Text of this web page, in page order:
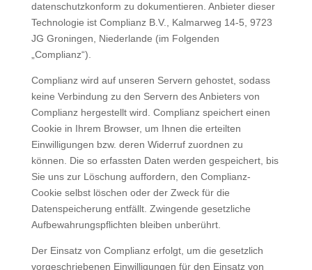
datenschutzkonform zu dokumentieren. Anbieter dieser
Technologie ist Complianz B.V., Kalmarweg 14-5, 9723
JG Groningen, Niederlande (im Folgenden
„Complianz“).
Complianz wird auf unseren Servern gehostet, sodass
keine Verbindung zu den Servern des Anbieters von
Complianz hergestellt wird. Complianz speichert einen
Cookie in Ihrem Browser, um Ihnen die erteilten
Einwilligungen bzw. deren Widerruf zuordnen zu
können. Die so erfassten Daten werden gespeichert, bis
Sie uns zur Löschung auffordern, den Complianz-
Cookie selbst löschen oder der Zweck für die
Datenspeicherung entfällt. Zwingende gesetzliche
Aufbewahrungspflichten bleiben unberührt.
Der Einsatz von Complianz erfolgt, um die gesetzlich
vorgeschriebenen Einwilligungen für den Einsatz von